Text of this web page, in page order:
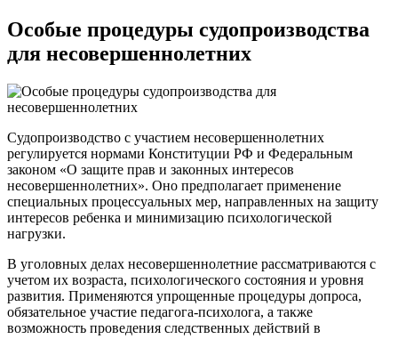
Особые процедуры судопроизводства
для несовершеннолетних
Судопроизводство с участием несовершеннолетних
регулируется нормами Конституции РФ и Федеральным
законом «О защите прав и законных интересов
несовершеннолетних». Оно предполагает применение
специальных процессуальных мер, направленных на защиту
интересов ребенка и минимизацию психологической
нагрузки.
В уголовных делах несовершеннолетние рассматриваются с
учетом их возраста, психологического состояния и уровня
развития. Применяются упрощенные процедуры допроса,
обязательное участие педагога-психолога, а также
возможность проведения следственных действий в